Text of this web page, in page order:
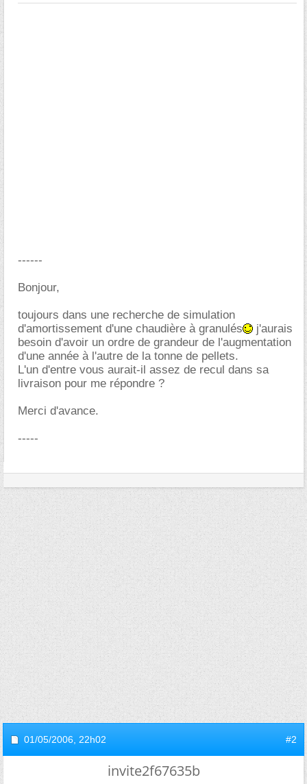
------
Bonjour,
toujours dans une recherche de simulation
d'amortissement d'une chaudière à granulés
j'aurais
besoin d'avoir un ordre de grandeur de l'augmentation
d'une année à l'autre de la tonne de pellets.
L'un d'entre vous aurait-il assez de recul dans sa
livraison pour me répondre ?
Merci d'avance.
-----
01/05/2006, 22h02 #2
invite2f67635b